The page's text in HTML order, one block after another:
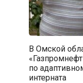
В Омской
по
интерната